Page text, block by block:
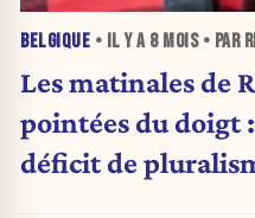
BELGIQUE • IL Y A 8 MOIS• PAR
Les matinales de
pointées du doigt
déficit de